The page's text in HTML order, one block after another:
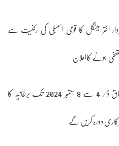
اختر مینگل کا قومی اسمبلی کی رکنیت سے
ہونے کااعلان
اسحاق ڈار 4 سے 8 ستمبر 2024 تک برطانیہ کا
دورہ کریں گے